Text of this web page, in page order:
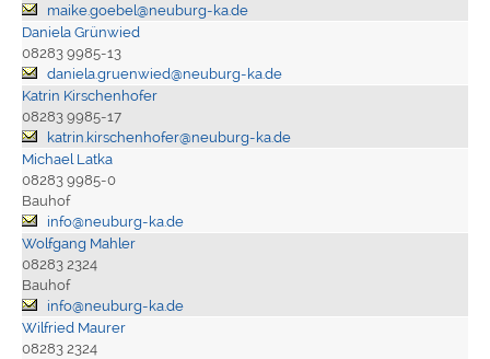
maike.goebel@neuburg-ka.de
Daniela Grünwied
08283 9985-13
daniela.gruenwied@neuburg-ka.de
Katrin Kirschenhofer
08283 9985-17
katrin.kirschenhofer@neuburg-ka.de
Michael Latka
08283 9985-0
Bauhof
info@neuburg-ka.de
Wolfgang Mahler
08283 2324
Bauhof
info@neuburg-ka.de
Wilfried Maurer
08283 2324